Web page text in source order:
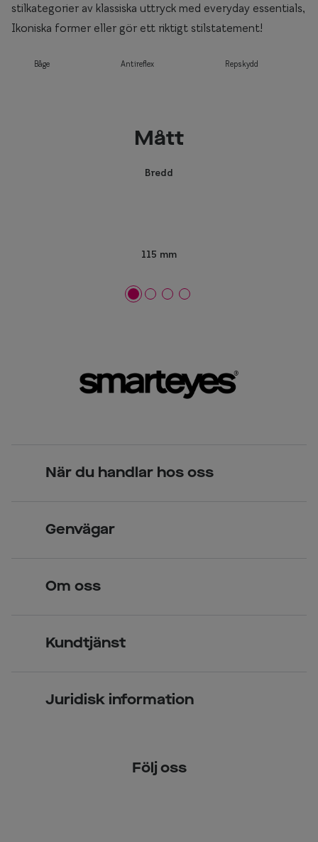
stilkategorier av klassiska uttryck med everyday essentials,
Ikoniska former eller gör ett riktigt stilstatement!
Båge Antireflex Repskydd
Mått
Bredd
115 mm
När du handlar hos oss
Över 70 butiker
Genvägar
Kontaktlinser
Om oss
Kundtjänst
Juridisk information
Följ oss